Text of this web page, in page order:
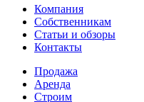
Компания
Собственникам
Статьи и обзоры
Контакты
Продажа
Аренда
Строим